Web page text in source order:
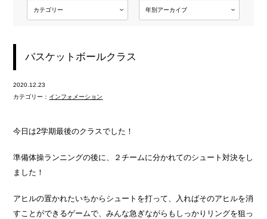
バスケットボールクラス
2020.12.23
カテゴリー： インフォメーション
今日は2学期最後のクラスでした！
準備体操ランニングの後に、２チームに分かれてのシュート対決をし
ました！
アヒルの置かれたいちからシュートを打って、入ればそのアヒルを消
すことができるゲームで、みんな急ぎながらもしっかりリングを狙っ